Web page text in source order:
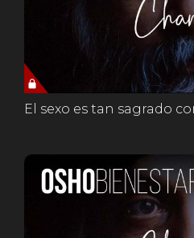
El sexo es tan sagrado